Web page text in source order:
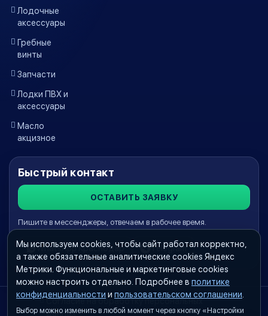
Лодочные
аксессуары
Гребные
винты
Запчасти
Лодки ПВХ и
аксессуары
Масло
акцизное
Быстрый контакт
ОСТАВИТЬ ЗАЯВКУ
Пишите в мессенджеры, отвечаем в рабочее время.
WhatsApp Краснодар Telegram
Согласие на обработку персональных
данных
Мы используем cookies, чтобы сайт работал корректно,
а также обязательные аналитические cookies Яндекс
Метрики. Функциональные и маркетинговые cookies
можно настроить отдельно. Подробнее в политике
конфиденциальности и пользовательском соглашении
Выбор можно изменить в любой момент через кнопку «Настройки